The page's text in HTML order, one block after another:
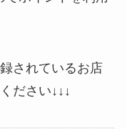
されているお店
ださい↓↓↓